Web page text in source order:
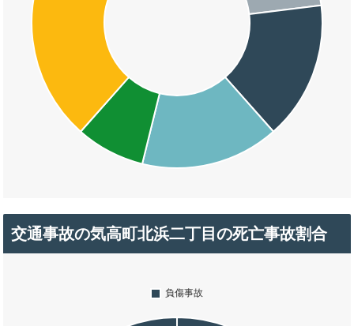
交通事故の気高町北浜二丁目の死亡事故割合